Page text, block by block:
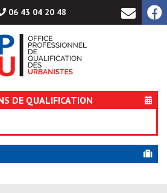
06 43 04 20 48
DE QUALIFICATION